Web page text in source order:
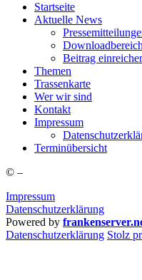
Start­sei­te
Aktu­el­le News
Down­load­be­reich
Bei­trag
The­men
Tras­sen­kar­te
Wer wir sind
Kon­takt
Impres­sum
Ter­min­über­sicht
© –
Impressum
Datenschutzerklärung
Powered by
Daten­schutz­er­klä­rung Stolz